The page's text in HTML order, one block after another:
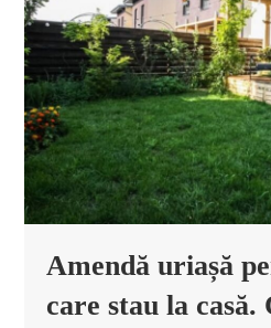
Amendă uriașă
care stau la casă.